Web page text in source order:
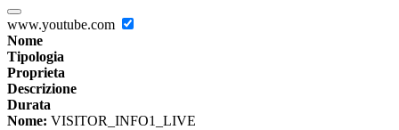
www.youtube.com
Nome
Tipologia
Proprieta
Descrizione
Durata
Nome: VISITOR_INFO1_LIVE